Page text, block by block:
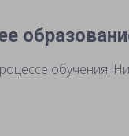
обучения.